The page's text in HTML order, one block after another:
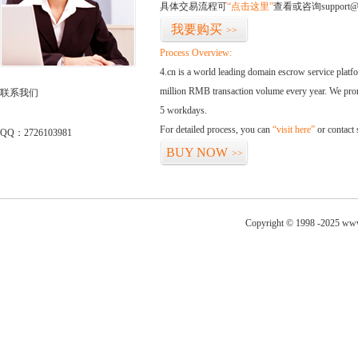
联系我们
QQ：2726103981
具体交易流程可“点击这里”查看或咨询
我要购买 >>
Process Overview:
4.cn is a world leading domain escrow service
million RMB transaction volume every year. We
5 workdays.
For detailed process, you can “visit here” or contact
BUY NOW >>
Copyright © 1998 -2025